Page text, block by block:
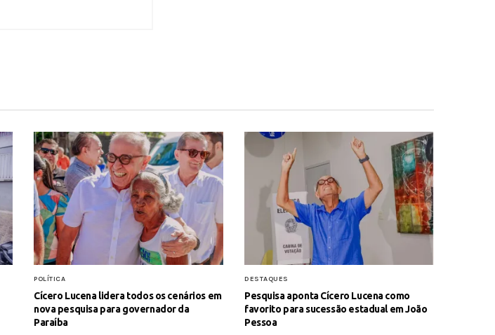
POLÍTICA
Cícero Lucena lidera todos os cenários em
nova pesquisa para governador da
Paraíba
DESTAQUES
Pesquisa aponta Cícero Lucena como
favorito para sucessão estadual em João
Pessoa